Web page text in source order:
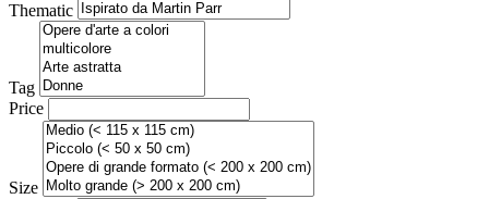
Thematic
Tag
Price
Size